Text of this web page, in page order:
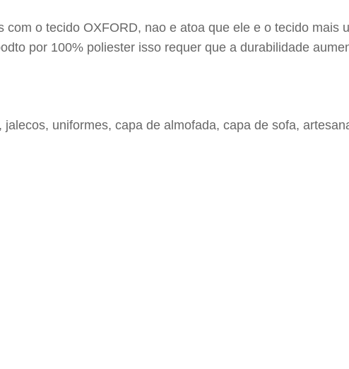
com o tecido OXFORD, nao e atoa que ele e o tecido mais
por 100% poliester isso requer que a durabilidade
uniformes, capa de almofada, capa de sofa,